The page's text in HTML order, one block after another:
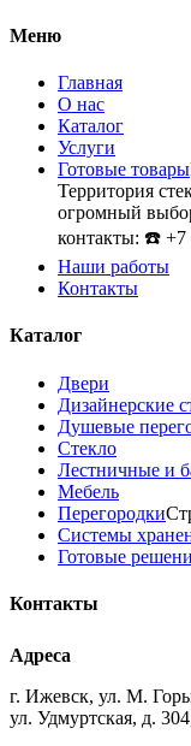
Меню
Главная
О нас
Каталог
Услуги
Готовые товары
Территория
огромный
контакты: ☎️ +7
Наши работы
Контакты
Каталог
Двери
Дизайнерские
Душевые
Стекло
Лестничные и
Мебель
Перегородки
Системы
Готовые
Контакты
Адреса
г. Ижевск, ул. М.
ул. Удмуртская, д.